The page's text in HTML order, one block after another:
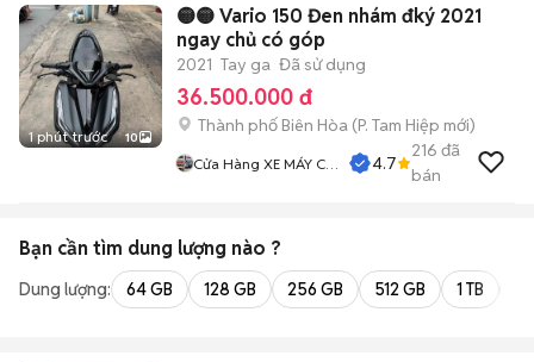
1 phút trước 10
🟡🟡 Vario 150 Đen nhám đký 2021
ngay chủ có góp
2021 Tay ga Đã sử dụng
36.500.000 đ
Thành phố Biên Hòa (P. Tam Hiệp mới)
Cửa Hàng XE MÁY CŨ
4.7
216 đã
bán
Bạn cần tìm dung lượng nào ?
Dung lượng: 64 GB 128 GB 256 GB 512 GB 1 TB